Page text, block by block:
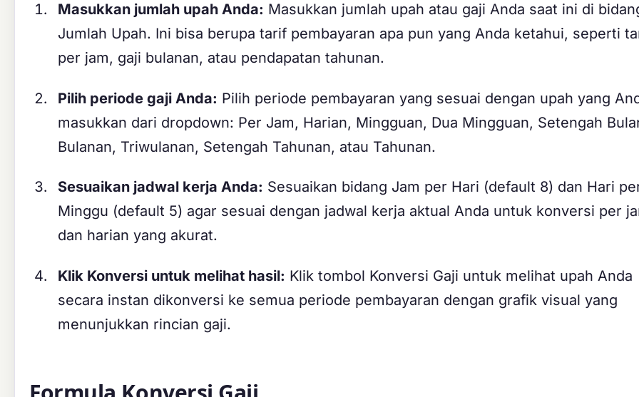
Masukkan jumlah upah Anda: Masukkan jumlah upah atau gaji Anda saat ini di
Jumlah Upah. Ini bisa berupa tarif pembayaran apa pun yang Anda ketahui, seperti
per jam, gaji bulanan, atau pendapatan tahunan.
Pilih periode gaji Anda: Pilih periode pembayaran yang sesuai dengan upah yang
masukkan dari dropdown: Per Jam, Harian, Mingguan, Dua Mingguan, Setengah
Bulanan, Triwulanan, Setengah Tahunan, atau Tahunan.
Sesuaikan jadwal kerja Anda: Sesuaikan bidang Jam per Hari (default 8) dan Hari
Minggu (default 5) agar sesuai dengan jadwal kerja aktual Anda untuk konversi per
dan harian yang akurat.
Klik Konversi untuk melihat hasil: Klik tombol Konversi Gaji untuk melihat upah Anda
secara instan dikonversi ke semua periode pembayaran dengan grafik visual yang
menunjukkan rincian gaji.